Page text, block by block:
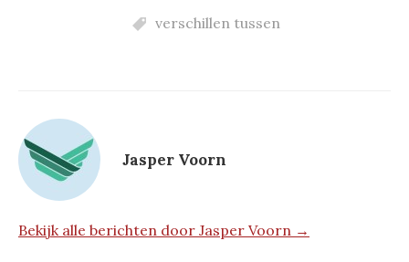
verschillen tussen
Jasper Voorn
Bekijk alle berichten door Jasper Voorn →